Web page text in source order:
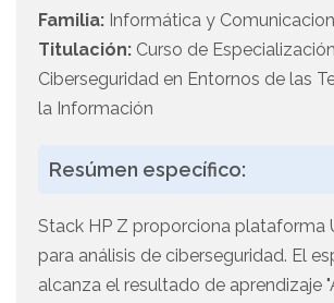
Familia: Informática y
Titulación: Curso de
Ciberseguridad en Entornos de las
la Información
Resúmen específico:
Stack HP Z proporciona plataforma
para análisis de ciberseguridad. El
alcanza el resultado de aprendizaje